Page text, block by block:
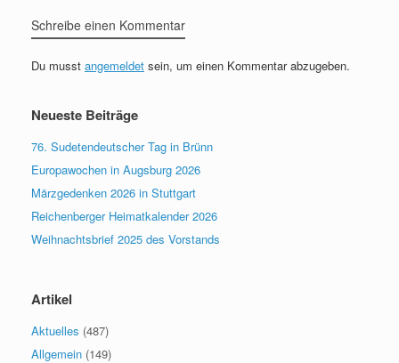
Schreibe einen Kommentar
Du musst angemeldet sein, um einen Kommentar abzugeben.
Neueste Beiträge
76. Sudetendeutscher Tag in Brünn
Europawochen in Augsburg 2026
Märzgedenken 2026 in Stuttgart
Reichenberger Heimatkalender 2026
Weihnachtsbrief 2025 des Vorstands
Artikel
Aktuelles (487)
Allgemein (149)